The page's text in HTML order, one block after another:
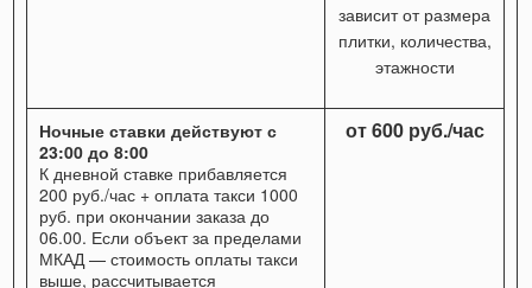
зависит от размера
плитки, количества,
этажности
Ночные ставки действуют с
23:00 до 8:00
К дневной ставке прибавляется
200 руб./час + оплата такси 1000
руб. при окончании заказа до
06.00. Если объект за пределами
МКАД — стоимость оплаты такси
выше, рассчитывается
от 600 руб./час